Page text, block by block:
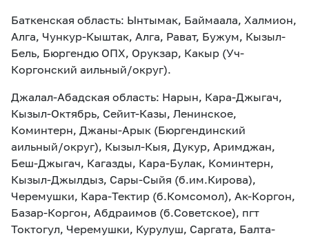
Партнерам
покрытие
MegaTV MegaPay MegaKassa
Баткенская область: Ынтымак, Баймаала, Халмион,
Алга, Чункур-Кыштак, Алга, Рават, Бужум, Кызыл-
Бель, Бюргендю ОПХ, Орукзар, Какыр (Уч-
Коргонский аильный/округ).
Джалал-Абадская область: Нарын, Кара-Джыгач,
Кызыл-Октябрь, Сейит-Казы, Ленинское,
Коминтерн, Джаны-Арык (Бюргендинский
аильный/округ), Кызыл-Кыя, Дукур, Аримджан,
Беш-Джыгач, Кагазды, Кара-Булак, Коминтерн,
Кызыл-Джылдыз, Сары-Сыйя (б.им.Кирова),
Черемушки, Кара-Тектир (б.Комсомол), Ак-Коргон,
Базар-Коргон, Абдраимов (б.Советское), пгт
Токтогул, Черемушки, Курулуш, Саргата, Балта-